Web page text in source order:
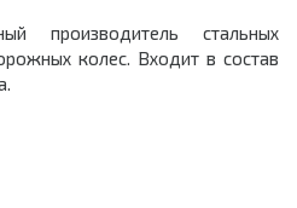
производитель стальных
колес. Входит в состав